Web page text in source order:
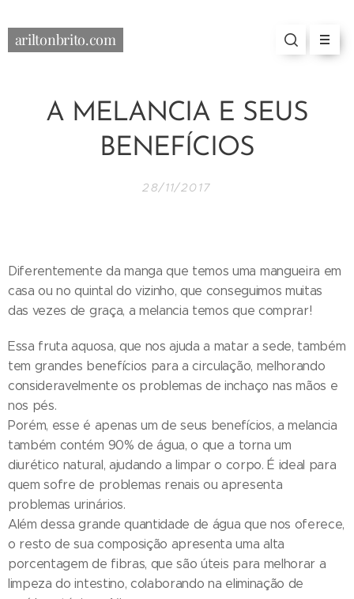
ariltonbrito.com
A MELANCIA E SEUS
BENEFÍCIOS
28/11/2017
Diferentemente da manga que temos uma mangueira em
casa ou no quintal do vizinho, que conseguimos muitas
das vezes de graça, a melancia temos que comprar!
Essa fruta aquosa, que nos ajuda a matar a sede, também
tem grandes benefícios para a circulação, melhorando
consideravelmente os problemas de inchaço nas mãos e
nos pés.
Porém, esse é apenas um de seus benefícios, a melancia
também contém 90% de água, o que a torna um
diurético natural, ajudando a limpar o corpo. É ideal para
quem sofre de problemas renais ou apresenta
problemas urinários.
Além dessa grande quantidade de água que nos oferece,
o resto de sua composição apresenta uma alta
porcentagem de fibras, que são úteis para melhorar a
limpeza do intestino, colaborando na eliminação de